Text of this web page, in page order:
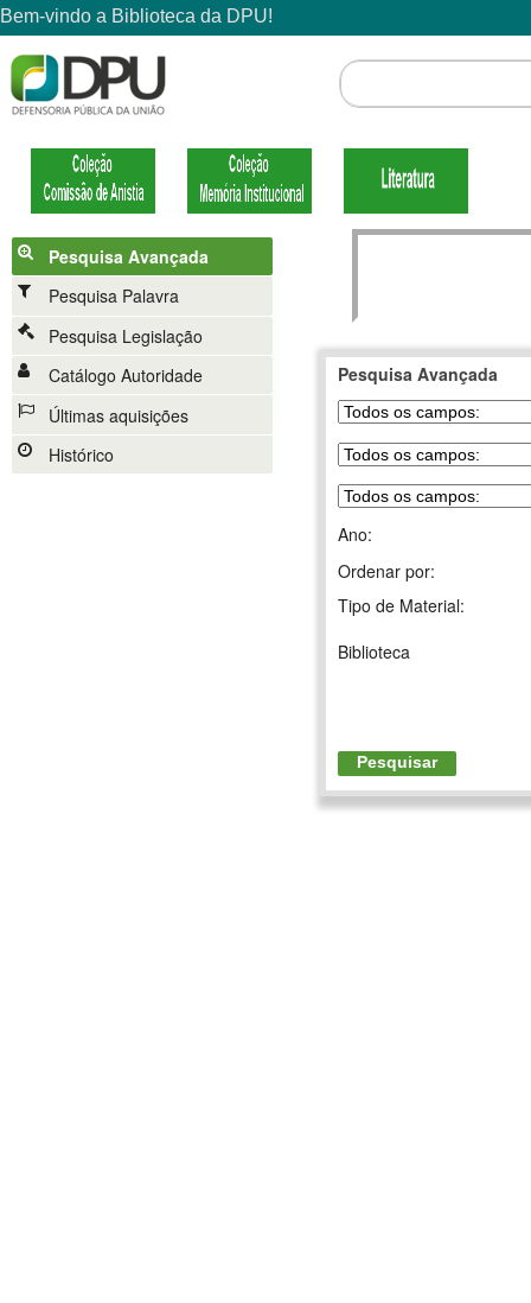
Pesquisa Avançada
Pesquisa Palavra
Pesquisa Legislação
Catálogo Autoridade
Últimas aquisições
Histórico
Pesquisa Avançada
Ano:
Ordenar por:
Tipo de Material:
Biblioteca
Pesquisar